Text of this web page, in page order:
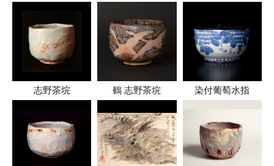
志野茶垸 鶴 志野茶垸 染付葡萄水指